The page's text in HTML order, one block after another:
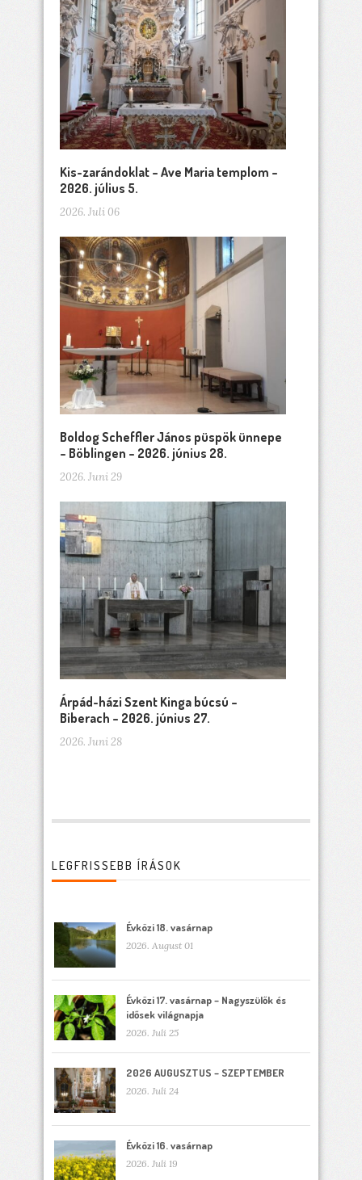
Kis-zarándoklat – Ave Maria templom –
2026. július 5.
2026. Juli 06
Boldog Scheffler János püspök ünnepe
– Böblingen – 2026. június 28.
2026. Juni 29
Árpád-házi Szent Kinga búcsú –
Biberach – 2026. június 27.
2026. Juni 28
LEGFRISSEBB ÍRÁSOK
Évközi 18. vasárnap
2026. August 01
Évközi 17. vasárnap – Nagyszülők és
idősek világnapja
2026. Juli 25
2026 AUGUSZTUS – SZEPTEMBER
2026. Juli 24
Évközi 16. vasárnap
2026. Juli 19